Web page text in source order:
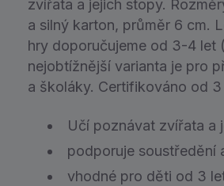
zvířata a jejich stopy.
a silný karton, průměr 6 cm.
hry doporučujeme od 3-4 let
nejobtížnější varianta je pro
a školáky. Certifikováno od 3
Učí poznávat zvířata a
podporuje soustředění
vhodné pro děti od 3